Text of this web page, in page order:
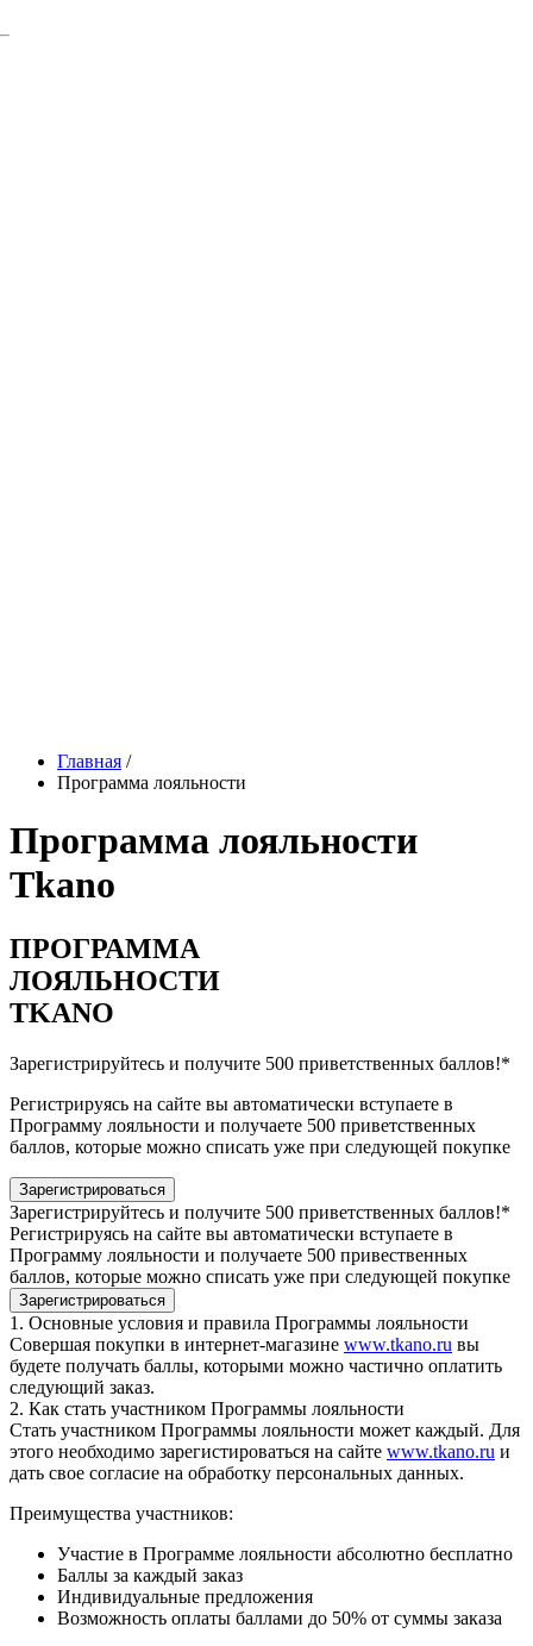
Главная /
Программа лояльности
Программа лояльности
Tkano
ПРОГРАММА
ЛОЯЛЬНОСТИ
TKANO
Зарегистрируйтесь и получите 500 приветственных баллов!*
Регистрируясь на сайте вы автоматически вступаете в
Программу лояльности и получаете 500 приветственных
баллов, которые можно списать уже при следующей покупке
Зарегистрироваться
Зарегистрируйтесь и получите 500 приветственных баллов!*
Регистрируясь на сайте вы автоматически вступаете в
Программу лояльности и получаете 500 привественных
баллов, которые можно списать уже при следующей покупке
Зарегистрироваться
1. Основные условия и правила Программы лояльности
Совершая покупки в интернет-магазине www.tkano.ru вы
будете получать баллы, которыми можно частично оплатить
следующий заказ.
2. Как стать участником Программы лояльности
Стать участником Программы лояльности может каждый. Для
этого необходимо зарегистироваться на сайте www.tkano.ru и
дать свое согласие на обработку персональных данных.
Преимущества участников:
Участие в Программе лояльности абсолютно бесплатно
Баллы за каждый заказ
Индивидуальные предложения
Возможность оплаты баллами до 50% от суммы заказа